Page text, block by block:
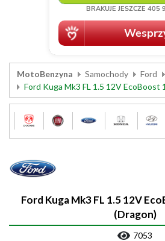
MotoBenzyna Samochody Ford
Ford Kuga Mk3 FL 1.5 12V EcoBoost
Ford Kuga Mk3 FL 1.5 12V
(Dragon)
7053